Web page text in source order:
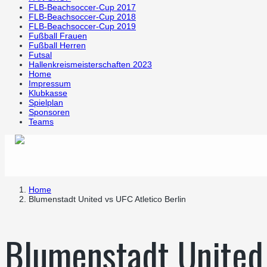
FLB-Beachsoccer-Cup 2017
FLB-Beachsoccer-Cup 2018
FLB-Beachsoccer-Cup 2019
Fußball Frauen
Fußball Herren
Futsal
Hallenkreismeisterschaften 2023
Home
Impressum
Klubkasse
Spielplan
Sponsoren
Teams
Home
Blumenstadt United vs UFC Atletico Berlin
Blumenstadt